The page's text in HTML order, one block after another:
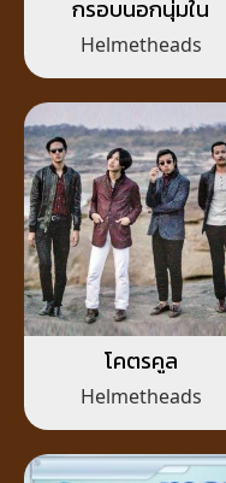
กรอบนอกนุ่มใน
Helmetheads
โคตรคูล
Helmetheads